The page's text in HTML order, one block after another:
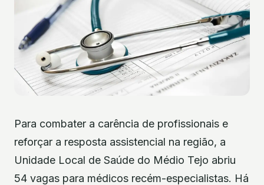
Para combater a carência de profissionais e
reforçar a resposta assistencial na região, a
Unidade Local de Saúde do Médio Tejo abriu
54 vagas para médicos recém-especialistas. Há